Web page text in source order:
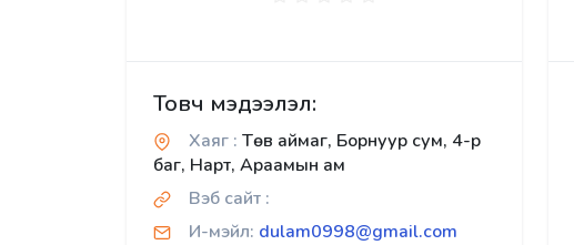
Товч мэдээлэл:
Хаяг : Төв аймаг, Борнуур сум, 4-р
баг, Нарт, Араамын ам
Вэб сайт :
И-мэйл: dulam0998@gmail.com